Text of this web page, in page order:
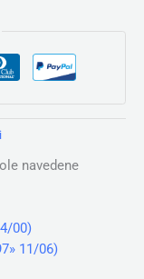
navedene
00)
11/06)